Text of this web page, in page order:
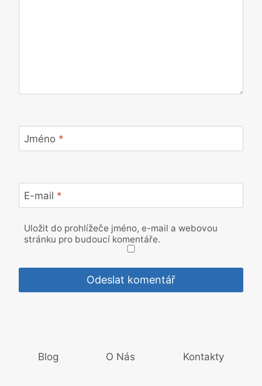
Jméno *
E-mail *
Uložit do prohlížeče jméno, e-mail a webovou
stránku pro budoucí komentáře.
Blog O Nás Kontakty